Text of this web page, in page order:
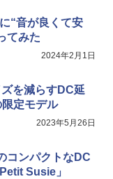
“音が良くて安
てみた
2024年2月1日
を減らすDC延
定モデル
2023年5月26日
コンパクトなDC
Susie」